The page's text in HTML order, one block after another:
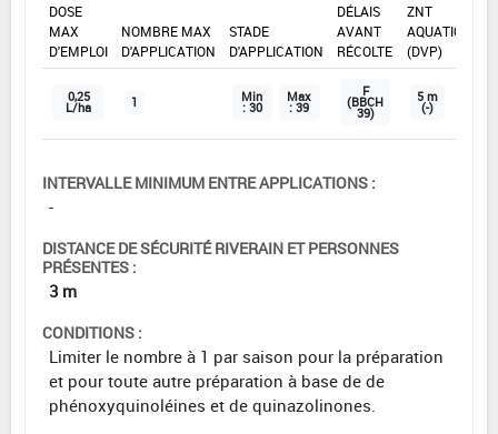
DOSE
MAX
D'EMPLOI
NOMBRE MAX
D'APPLICATION
STADE
D'APPLICATION
DÉLAIS
AVANT
RÉCOLTE
ZNT
AQUATIQUE
(DVP)
0,25
L/ha 1 Min
: 30
Max
: 39
F
(BBCH
39)
5 m
(-)
INTERVALLE MINIMUM ENTRE APPLICATIONS :
-
DISTANCE DE SÉCURITÉ RIVERAIN ET PERSONNES
PRÉSENTES :
3 m
CONDITIONS :
Limiter le nombre à 1 par saison pour la préparation
et pour toute autre préparation à base de de
phénoxyquinoléines et de quinazolinones.